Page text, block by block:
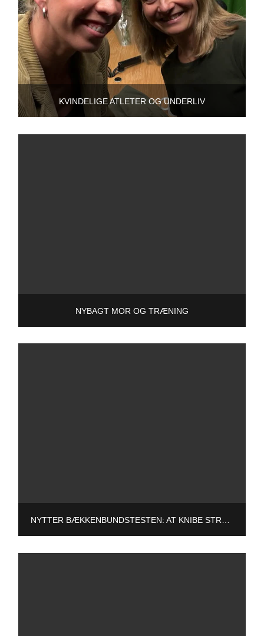
KVINDELIGE ATLETER OG UNDERLIV
NYBAGT MOR OG TRÆNING
NYTTER BÆKKENBUNDSTESTEN: AT KNIBE STRÅLEN OVER, NÅR DU TISSER